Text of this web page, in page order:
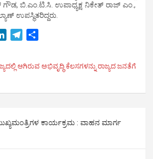
ಗೌಡ, ಬಿ.ಎಂ.ಟಿ.ಸಿ. ಉಪಾಧ್ಯಕ್ಷ ನಿಕೇತ್ ರಾಜ್ ಎಂ.,
ಉಪಸ್ಥಿತರಿದ್ದರು.
k
d
n
e
r
m
r
ಆಗಿರುವ ಅಭಿವೃದ್ಧಿ ಕೆಲಸಗಳನ್ನು ರಾಜ್ಯದ ಜನತೆಗೆ
ಕಾರ್ಯಕ್ರಮ : ವಾಹನ ಮಾರ್ಗ